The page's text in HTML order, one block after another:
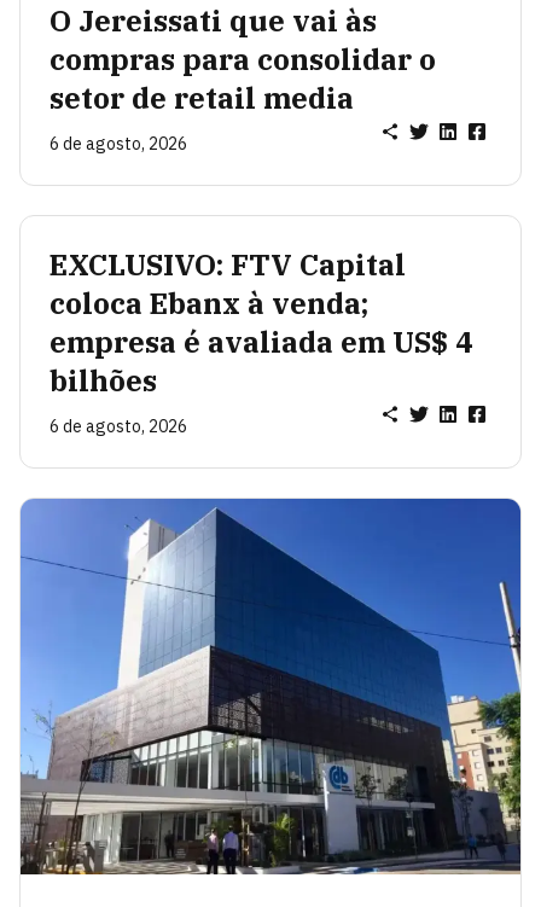
O Jereissati que vai às
compras para consolidar o
setor de retail media
6 de agosto, 2026
EXCLUSIVO: FTV Capital
coloca Ebanx à venda;
empresa é avaliada em US$ 4
bilhões
6 de agosto, 2026